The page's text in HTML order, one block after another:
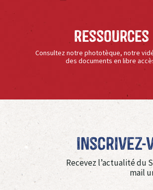
Ressources
Consultez notre phototèque, notre
des documents en libre
Inscrivez-
Recevez l’actualité du
mail